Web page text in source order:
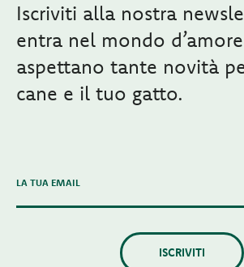
Iscriviti alla nostra
entra nel mondo
aspettano tante novità
cane e il tuo gatto.
LA TUA EMAIL
ISCRIVITI